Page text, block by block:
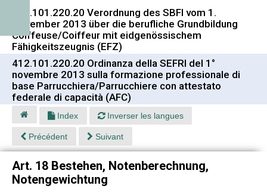
412.101.220.20 Verordnung des SBFI vom 1.
November 2013 über die berufliche Grundbildung
Coiffeuse/Coiffeur mit eidgenössischem
Fähigkeitszeugnis (EFZ)
412.101.220.20 Ordinanza della SEFRI del 1°
novembre 2013 sulla formazione professionale di
base Parrucchiera/Parrucchiere con attestato
federale di capacità (AFC)
Index Inverser les langues
Précédent Suivant
Art. 18 Bestehen, Notenberechnung,
Notengewichtung